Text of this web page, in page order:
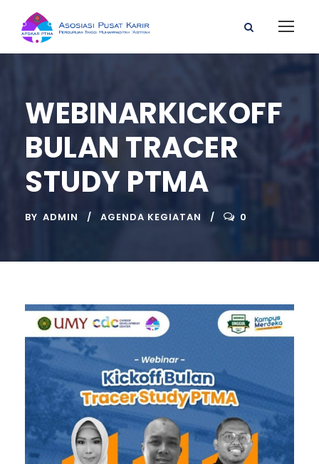
WEBINARKICKOFF
BULAN TRACER
STUDY PTMA
BY ADMIN AGENDA KEGIATAN 0